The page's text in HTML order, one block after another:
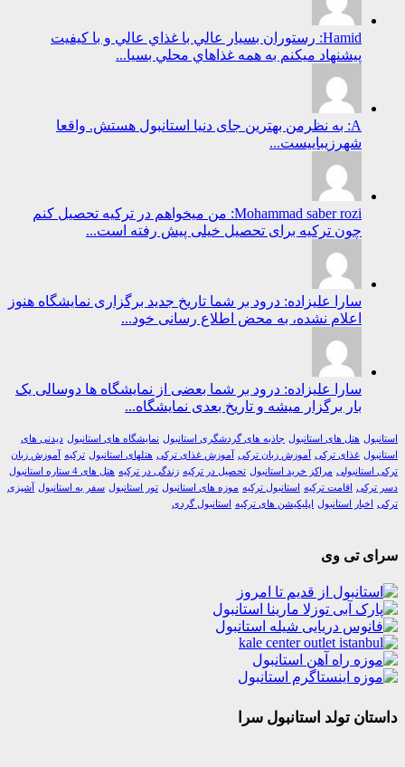
Hamid: رستوران بسيار عالي با غذاي عالي و با كيفيت
پيشنهاد ميكنم به همه غذاهاي محلي بسيا...
A: به نظرمن بهترین جای دنیا استانبول هستش. واقعا
شهرزیباییست...
Mohammad saber rozi: من میخواهم در ترکیه تحصیل کنم
چون ترکیه برای تحصیل خیلی پیش رفته است...
سارا علیزاده: درود بر شما تاریخ جدید برگزاری نمایشگاه هنوز
اعلام نشده، به محض اطلاع رسانی خود...
سارا علیزاده: درود بر شما بعضی از نمایشگاه ها دوسالی یک
بار برگزار میشه و تاریخ بعدی نمایشگاه...
هتل های استانبول جاذبه های گردشگری استانبول نمایشگاه های استانبول دیدنی های
غذای ترکی آموزش زبان ترکی آموزش غذای ترکی هتلهای استانبول ترکیه آموزش زبان
مراکز خرید استانبول تحصیل در ترکیه زندگی در ترکیه
هتل های 4 ستاره استانبول
اقامت ترکیه استانبول ترکیه موزه های استانبول تور استانبول سفر به استانبول آشپزی
اخبار استانبول اپلیکیشن های ترکیه استانبول گردی
تی وی
تولد استانبول سرا